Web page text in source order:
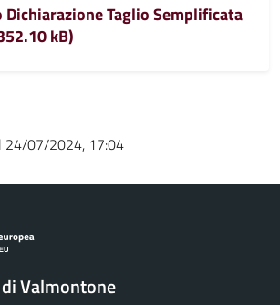
Dichiarazione Taglio Semplificata
kB)
24/07/2024, 17:04
Valmontone